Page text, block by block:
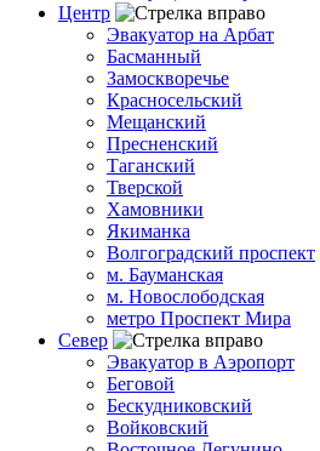
Центр
Эвакуатор на Арбат
Басманный
Замоскворечье
Красносельский
Мещанский
Пресненский
Таганский
Тверской
Хамовники
Якиманка
Волгоградский проспект
м. Бауманская
м. Новослободская
метро Проспект Мира
Север
Эвакуатор в Аэропорт
Беговой
Бескудниковский
Войковский